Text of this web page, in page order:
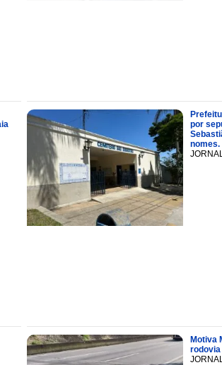
por
nomes.
Motiva
rodovia